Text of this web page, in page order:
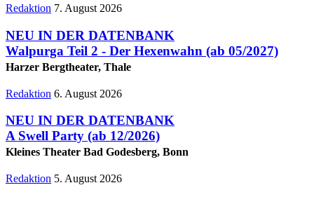
Redaktion 7. August 2026
NEU IN DER DATENBANK
Walpurga Teil 2 - Der Hexenwahn (ab 05/2027)
Harzer Bergtheater, Thale
Redaktion 6. August 2026
NEU IN DER DATENBANK
A Swell Party (ab 12/2026)
Kleines Theater Bad Godesberg, Bonn
Redaktion 5. August 2026